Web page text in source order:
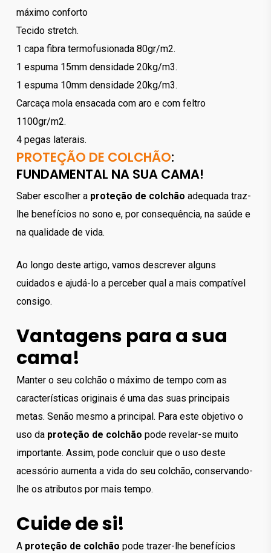
máximo conforto
Tecido stretch.
1 capa fibra termofusionada 80gr/m2.
1 espuma 15mm densidade 20kg/m3.
1 espuma 10mm densidade 20kg/m3.
Carcaça mola ensacada com aro e com feltro
1100gr/m2.
4 pegas laterais.
PROTEÇÃO DE COLCHÃO:
FUNDAMENTAL NA SUA CAMA!
Saber escolher a proteção de colchão adequada traz-
lhe benefícios no sono e, por consequência, na saúde e
na qualidade de vida.
Ao longo deste artigo, vamos descrever alguns
cuidados e ajudá-lo a perceber qual a mais compatível
consigo.
Vantagens para a sua
cama!
Manter o seu colchão o máximo de tempo com as
características originais é uma das suas principais
metas. Senão mesmo a principal. Para este objetivo o
uso da proteção de colchão pode revelar-se muito
importante. Assim, pode concluir que o uso deste
acessório aumenta a vida do seu colchão, conservando-
lhe os atributos por mais tempo.
Cuide de si!
A proteção de colchão pode trazer-lhe benefícios